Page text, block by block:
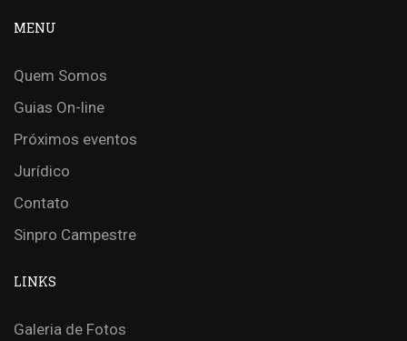
MENU
Quem Somos
Guias On-line
Próximos eventos
Jurídico
Contato
Sinpro Campestre
LINKS
Galeria de Fotos